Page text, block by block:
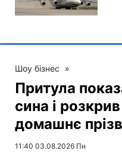
Шоу бізнес »
Притула
сина і
домашнє
11:40 03.08.2026 Пн